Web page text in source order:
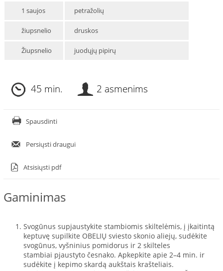
1 saujos
petražolių
žiupsnelio druskos
Žiupsnelio juodųjų pipirų
45 min. 2 asmenims
Spausdinti
Persiųsti draugui
Atsisiųsti pdf
Gaminimas
Svogūnus supjaustykite stambiomis skiltelėmis, į įkaitintą
keptuvę supilkite OBELIŲ sviesto skonio aliejų, sudėkite
svogūnus, vyšninius pomidorus ir 2 skilteles
stambiai pjaustyto česnako. Apkepkite apie 2–4 min. ir
sudėkite į kepimo skardą aukštais krašteliais.